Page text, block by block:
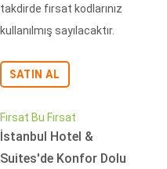
takdirde fırsat kodlarınız
kullanılmış sayılacaktır.
SATIN AL
Fırsat Bu Fırsat
İstanbul Hotel &
Suites'de Konfor Dolu